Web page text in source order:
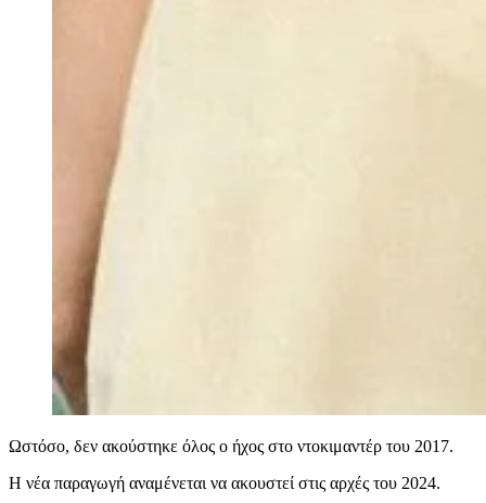
Ωστόσο, δεν ακούστηκε όλος ο ήχος στο ντοκιμαντέρ του 2017.
Η νέα παραγωγή αναμένεται να ακουστεί στις αρχές του 2024.